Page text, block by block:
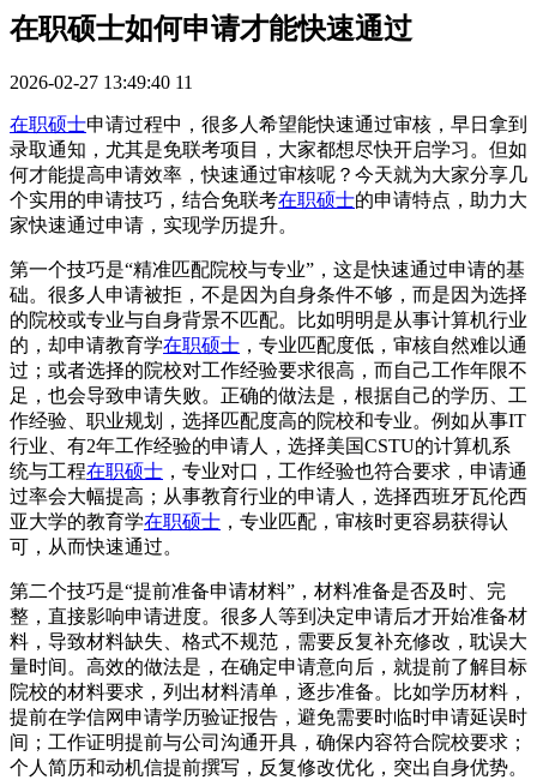
在职硕士如何申请才能快速通过
2026-02-27 13:49:40 11
在职硕士申请过程中，很多人希望能快速通过审核，早日拿到
录取通知，尤其是免联考项目，大家都想尽快开启学习。但如
何才能提高申请效率，快速通过审核呢？今天就为大家分享几
个实用的申请技巧，结合免联考在职硕士的申请特点，助力大
家快速通过申请，实现学历提升。
第一个技巧是“精准匹配院校与专业”，这是快速通过申请的基
础。很多人申请被拒，不是因为自身条件不够，而是因为选择
的院校或专业与自身背景不匹配。比如明明是从事计算机行业
的，却申请教育学在职硕士 ，专业匹配度低，审核自然难以通
过；或者选择的院校对工作经验要求很高，而自己工作年限不
足，也会导致申请失败。正确的做法是，根据自己的学历、工
作经验、职业规划，选择匹配度高的院校和专业。例如从事IT
行业、有2年工作经验的申请人，选择美国CSTU的计算机系
统与工程在职硕士 ，专业对口，工作经验也符合要求，申请通
过率会大幅提高；从事教育行业的申请人，选择西班牙瓦伦西
亚大学的教育学在职硕士 ，专业匹配，审核时更容易获得认
可，从而快速通过。
第二个技巧是“提前准备申请材料”，材料准备是否及时、完
整，直接影响申请进度。很多人等到决定申请后才开始准备材
料，导致材料缺失、格式不规范，需要反复补充修改，耽误大
量时间。高效的做法是，在确定申请意向后，就提前了解目标
院校的材料要求，列出材料清单，逐步准备。比如学历材料，
提前在学信网申请学历验证报告，避免需要时临时申请延误时
间；工作证明提前与公司沟通开具，确保内容符合院校要求；
个人简历和动机信提前撰写，反复修改优化，突出自身优势。